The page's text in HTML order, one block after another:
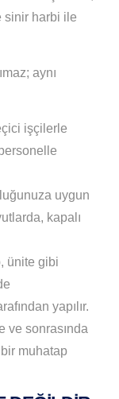
sinir harbi ile
aynı
işçilerle
uygun
kapalı
ünite gibi
yapılır.
ve sonrasında
muhatap